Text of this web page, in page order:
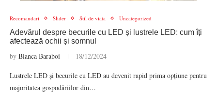
Recomandari Slider Stil de viata Uncategorized
Adevărul despre becurile cu LED și lustrele LED: cum îți
afectează ochii și somnul
by Bianca Baraboi 18/12/2024
Lustrele LED și becurile cu LED au devenit rapid prima opțiune pentru
majoritatea gospodăriilor din…